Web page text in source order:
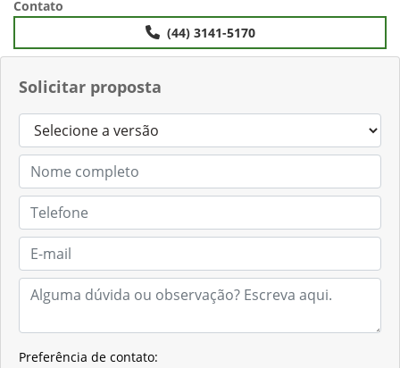
Solicitar proposta
Preferência de contato:
Contato
(44) 3141-5170